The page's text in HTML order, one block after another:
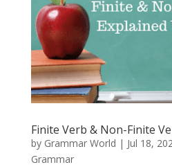
Finite Verb & Non-Finite
by Grammar World | Jul 18,
Grammar